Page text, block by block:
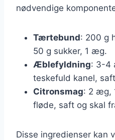
nødvendige
Tærtebund: 200 g
50 g sukker, 1 æg.
Æblefyldning: 3-4
teskefuld kanel,
Citronsmag: 2 æg,
fløde, saft og skal
Disse ingredienser kan